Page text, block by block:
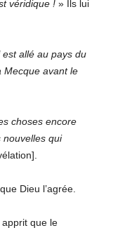
véridique ! » Ils lui
est allé au pays du
Mecque avant le
choses encore
nouvelles qui
que Dieu l’agrée.
que le